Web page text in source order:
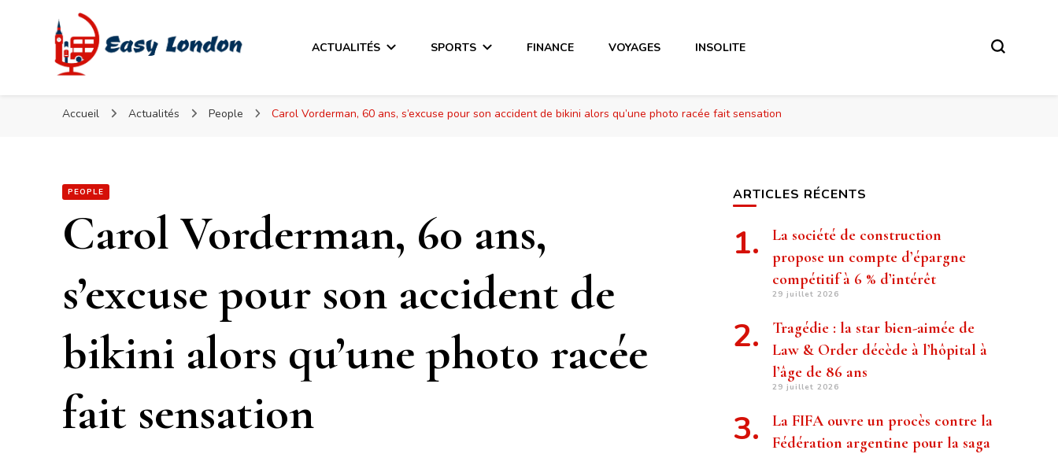
Easy London
Easy London
ACTUALITÉS SPORTS FINANCE VOYAGES INSOLITE
Accueil Actualités People Carol Vorderman, 60 ans, s’excuse pour son accident de bikini alors qu’une photo racée fait sensation
PEOPLE
Carol Vorderman, 60 ans,
s’excuse pour son accident de
bikini alors qu’une photo racée
fait sensation
ARTICLES RÉCENTS
La société de construction
propose un compte d’épargne
compétitif à 6 % d’intérêt
29 juillet 2026
Tragédie : la star bien-aimée de
Law & Order décède à l’hôpital à
l’âge de 86 ans
29 juillet 2026
La FIFA ouvre un procès contre la
Fédération argentine pour la saga